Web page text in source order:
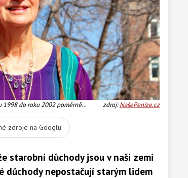
1998 do roku 2002 poměrně
zdroj:NašePeníze.cz
zdroje na Googlu
starobní důchody jsou v naší zemi
nepostačují starým lidem